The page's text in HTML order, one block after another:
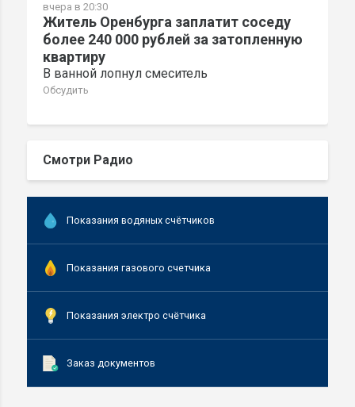
вчера в 20:30
Житель Оренбурга заплатит соседу
более 240 000 рублей за затопленную
квартиру
В ванной лопнул смеситель
Обсудить
Смотри Радио
Показания водяных счётчиков
Показания газового счетчика
Показания электро счётчика
Заказ документов